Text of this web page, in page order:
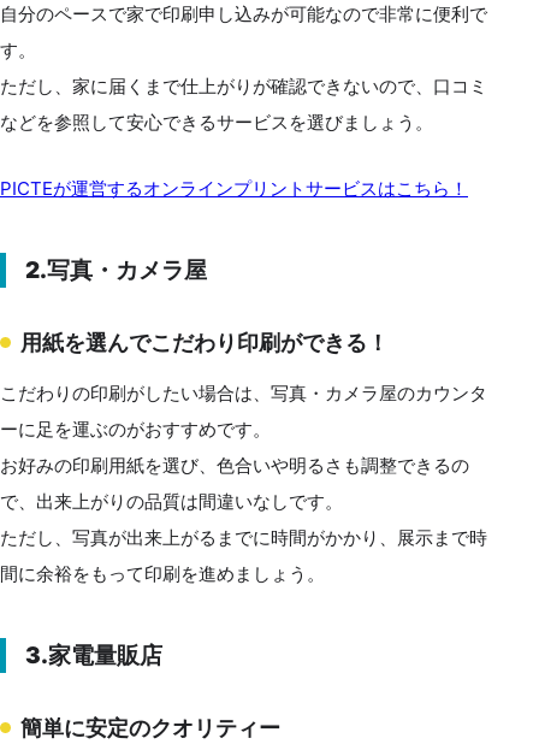
自分のペースで家で印刷申し込みが可能なので非常に便利で
す。
ただし、家に届くまで仕上がりが確認できないので、口コミ
などを参照して安心できるサービスを選びましょう。
PICTEが運営するオンラインプリントサービスはこちら！
2.写真・カメラ屋
用紙を選んでこだわり印刷ができる！
こだわりの印刷がしたい場合は、写真・カメラ屋のカウンタ
ーに足を運ぶのがおすすめです。
お好みの印刷用紙を選び、色合いや明るさも調整できるの
で、出来上がりの品質は間違いなしです。
ただし、写真が出来上がるまでに時間がかかり、展示まで時
間に余裕をもって印刷を進めましょう。
3.家電量販店
簡単に安定のクオリティー